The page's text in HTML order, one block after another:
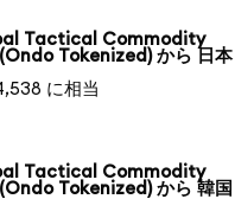
Tactical Commodity
Tokenized) から 日本
に相当
Tactical Commodity
Tokenized) から 韓国